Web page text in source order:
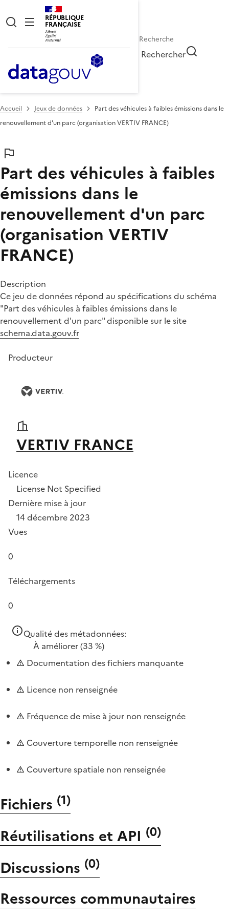
RÉPUBLIQUE
FRANÇAISE
Rechercher
Accueil Jeux de données
Part des véhicules à faibles émissions dans le
renouvellement d'un parc (organisation VERTIV FRANCE)
Part des véhicules à faibles
émissions dans le
renouvellement d'un parc
(organisation VERTIV
FRANCE)
Description
Ce jeu de données répond au spécifications du schéma
"Part des véhicules à faibles émissions dans le
renouvellement d'un parc" disponible sur le site
schema.data.gouv.fr
Producteur
VERTIV FRANCE
Licence
License Not Specified
Dernière mise à jour
14 décembre 2023
Vues
0
Téléchargements
0
Qualité des métadonnées:
À améliorer(33 %)
Documentation des fichiers manquante
Licence non renseignée
Fréquence de mise à jour non renseignée
Couverture temporelle non renseignée
Couverture spatiale non renseignée
Fichiers (1)
Réutilisations et API (0)
Discussions (0)
Ressources communautaires